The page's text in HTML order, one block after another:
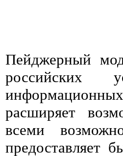
Пейджерный
российских
расширяет
всеми
предоставляет